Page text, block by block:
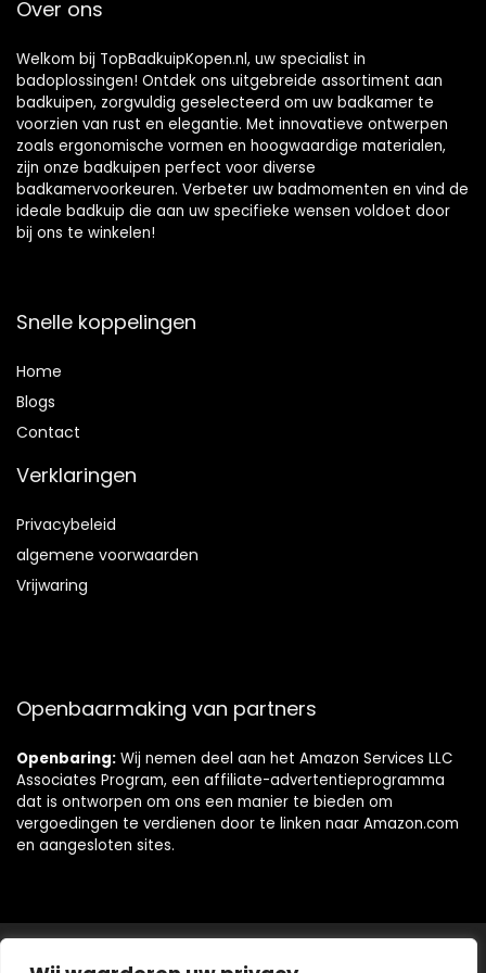
Over ons
Welkom bij TopBadkuipKopen.nl, uw specialist in
badoplossingen! Ontdek ons uitgebreide assortiment aan
badkuipen, zorgvuldig geselecteerd om uw badkamer te
voorzien van rust en elegantie. Met innovatieve ontwerpen
zoals ergonomische vormen en hoogwaardige materialen,
zijn onze badkuipen perfect voor diverse
badkamervoorkeuren. Verbeter uw badmomenten en vind de
ideale badkuip die aan uw specifieke wensen voldoet door
bij ons te winkelen!
Snelle koppelingen
Home
Blogs
Contact
Verklaringen
Privacybeleid
algemene voorwaarden
Vrijwaring
Openbaarmaking van partners
Openbaring: Wij nemen deel aan het Amazon Services LLC
Associates Program, een affiliate-advertentieprogramma
dat is ontworpen om ons een manier te bieden om
vergoedingen te verdienen door te linken naar Amazon.com
en aangesloten sites.